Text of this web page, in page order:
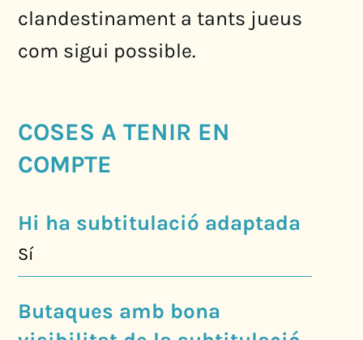
clandestinament a tants jueus
com sigui possible.
COSES A TENIR EN
COMPTE
Hi ha subtitulació adaptada
Sí
Butaques amb bona